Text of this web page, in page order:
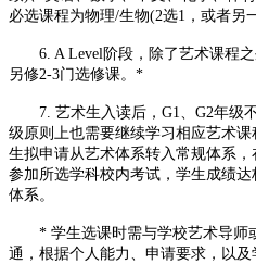
必选课程为物理/生物(2选1，或者另
6. A Level阶段，除了艺术课程之
另修2-3门选修课。*
7. 艺术生入读后，G1、G2年级
级原则上也需要继续学习相应艺术
生拟申请从艺术体系转入常规体系，
参加所选学科校内考试，学生成绩
体系。
* 学生选课时需与学校艺术导师
通，根据个人能力、申请要求，以